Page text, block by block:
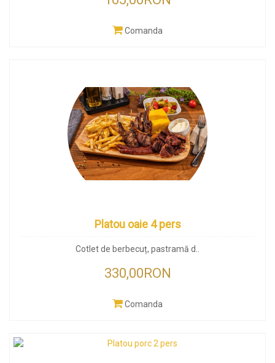
Comanda
Platou oaie 4 pers
Cotlet de berbecuț, pastramă d..
330,00RON
Comanda